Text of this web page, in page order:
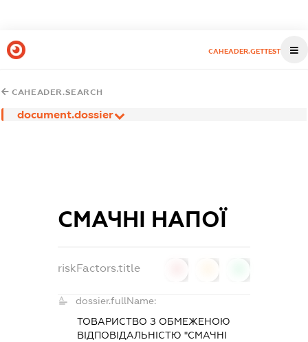
CAHEADER.GETTEST
CAHEADER.SEARCH
document.dossier
СМАЧНІ НАПОЇ
riskFactors.title
dossier.fullName:
ТОВАРИСТВО З ОБМЕЖЕНОЮ
ВІДПОВІДАЛЬНІСТЮ "СМАЧНІ